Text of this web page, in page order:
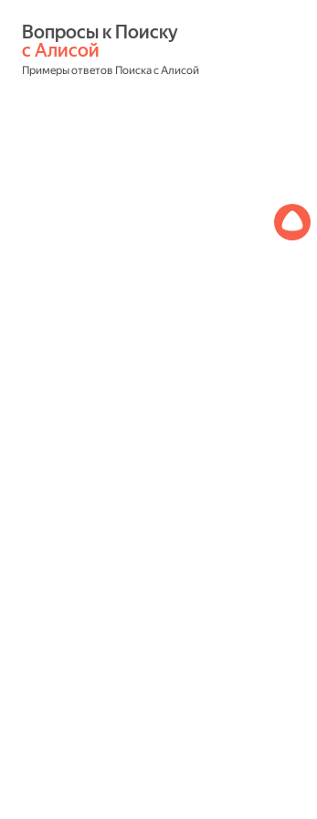
с Алисой
Примеры ответов Поиска с Алисой